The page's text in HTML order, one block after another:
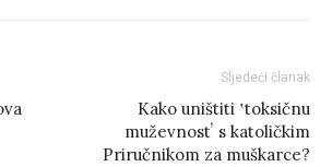
Sljedeći članak
Kako uništiti ʽtoksičnu
muževnostʼ s katoličkim
Priručnikom za muškarce?